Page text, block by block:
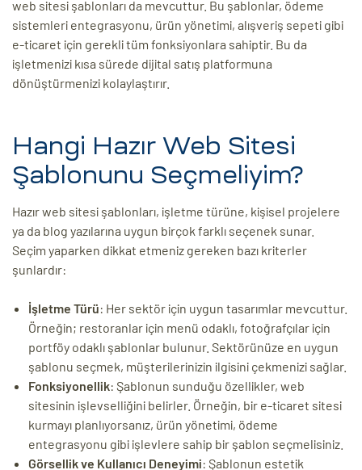
web sitesi şablonları da mevcuttur. Bu şablonlar, ödeme
sistemleri entegrasyonu, ürün yönetimi, alışveriş sepeti gibi
e-ticaret için gerekli tüm fonksiyonlara sahiptir. Bu da
işletmenizi kısa sürede dijital satış platformuna
dönüştürmenizi kolaylaştırır.
Hangi Hazır Web Sitesi
Şablonunu Seçmeliyim?
Hazır web sitesi şablonları, işletme türüne, kişisel projelere
ya da blog yazılarına uygun birçok farklı seçenek sunar.
Seçim yaparken dikkat etmeniz gereken bazı kriterler
şunlardır:
İşletme Türü: Her sektör için uygun tasarımlar mevcuttur.
Örneğin; restoranlar için menü odaklı, fotoğrafçılar için
portföy odaklı şablonlar bulunur. Sektörünüze en uygun
şablonu seçmek, müşterilerinizin ilgisini çekmenizi sağlar.
Fonksiyonellik: Şablonun sunduğu özellikler, web
sitesinin işlevselliğini belirler. Örneğin, bir e-ticaret sitesi
kurmayı planlıyorsanız, ürün yönetimi, ödeme
entegrasyonu gibi işlevlere sahip bir şablon seçmelisiniz.
Görsellik ve Kullanıcı Deneyimi: Şablonun estetik